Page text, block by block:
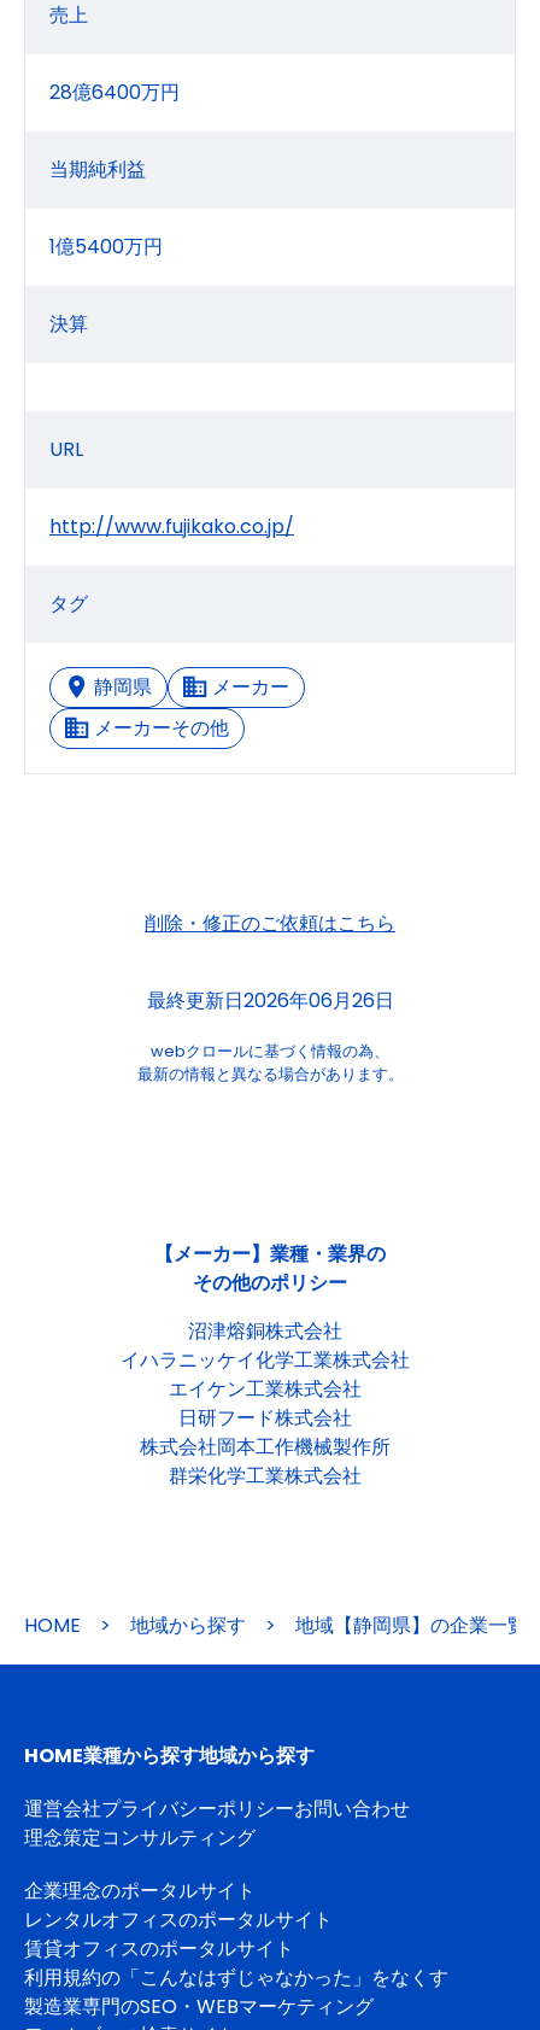
売上
28億6400万円
当期純利益
1億5400万円
決算
URL
http://www.fujikako.co.jp/
タグ
静岡県
メーカー
メーカーその他
削除・修正のご依頼はこちら
最終更新日2026年06月26日
webクロールに基づく情報の為、
最新の情報と異なる場合があります。
【メーカー】業種・業界の
その他のポリシー
沼津熔銅株式会社
イハラニッケイ化学工業株式会社
エイケン工業株式会社
日研フード株式会社
株式会社岡本工作機械製作所
群栄化学工業株式会社
HOME > 地域から探す > 地域【静岡県】の企業一覧
HOME業種から探す地域から探す
運営会社プライバシーポリシーお問い合わせ
理念策定コンサルティング
企業理念のポータルサイト
レンタルオフィスのポータルサイト
賃貸オフィスのポータルサイト
利用規約の「こんなはずじゃなかった」をなくす
製造業専門のSEO・WEBマーケティング